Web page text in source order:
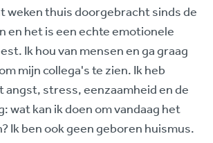
weken thuis doorgebracht sinds de
en het is een echte emotionele
Ik hou van mensen en ga graag
mijn collega's te zien. Ik heb
stress, eenzaamheid en de
wat kan ik doen om vandaag het
Ik ben ook geen geboren huismus.